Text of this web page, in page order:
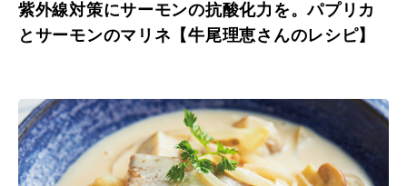
紫外線対策にサーモンの抗酸化力を。パプリカ
とサーモンのマリネ【牛尾理恵さんのレシピ】